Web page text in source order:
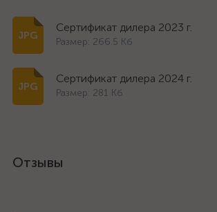
Сертификат дилера 2023 г.
Размер: 266.5 Кб
Сертификат дилера 2024 г.
Размер: 281 Кб
Отзывы